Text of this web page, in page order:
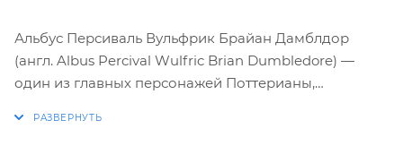
Альбус Персиваль Вульфрик Брайан Дамблдор
(англ. Albus Percival Wulfric Brian Dumbledore) —
один из главных персонажей Поттерианы,